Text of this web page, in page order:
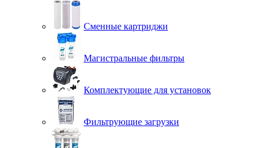
Сменные картриджи
Магистральные фильтры
Комплектующие для установок
Фильтрующие загрузки